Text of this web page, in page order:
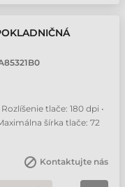
tlače: 180 dpi •
šírka tlače: 72
Kontaktujte nás